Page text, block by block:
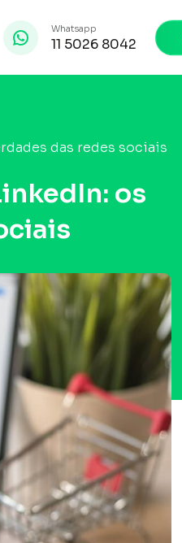
Whatsapp
11 5026 8042
das redes sociais
os